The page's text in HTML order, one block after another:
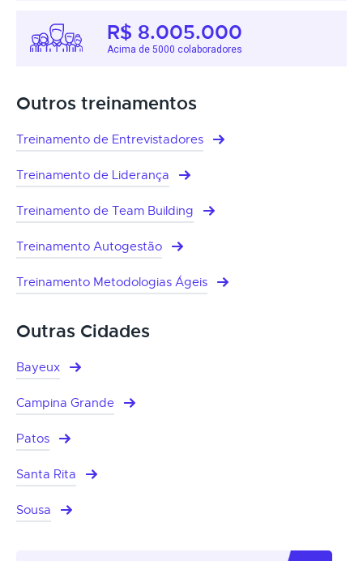
R$ 8.005.000
Acima de 5000 colaboradores
Outros treinamentos
Treinamento de Entrevistadores
Treinamento de Liderança
Treinamento de Team Building
Treinamento Autogestão
Treinamento Metodologias Ágeis
Outras Cidades
Bayeux
Campina Grande
Patos
Santa Rita
Sousa